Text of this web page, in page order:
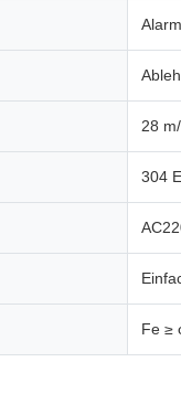
28
304
Fe ≥